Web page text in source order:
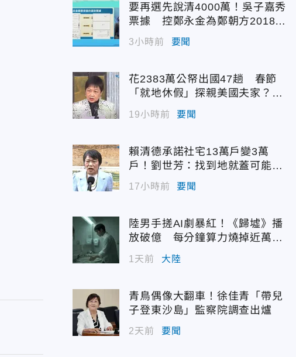
要再選先說清4000萬！吳子嘉秀
票據 控鄭永金為鄭朝方2018選
縣長籌錢未還
3小時前 要聞
花2383萬公帑出國47趟 春節
「就地休假」探親美國夫家？徐
佳青回應了
19小時前 要聞
賴清德承諾社宅13萬戶變3萬
戶！劉世芳：找到地就蓋可能變
空餘屋
17小時前 要聞
陸男手搓AI劇暴紅！《歸墟》播
放破億 每分鐘算力燒掉近萬台
1天前 大陸
青鳥偶像大翻車！徐佳青「帶兒
子登東沙島」監察院調查出爐
2天前 要聞